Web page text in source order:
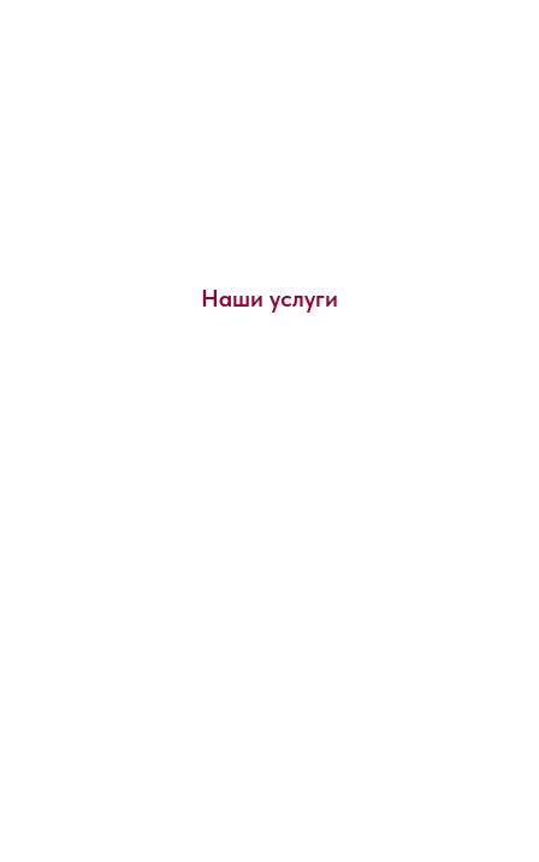
Наши услуги